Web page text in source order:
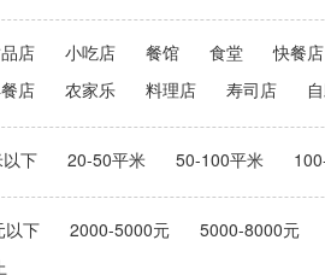
店 小吃店 餐馆 食堂 快餐店
店 农家乐 料理店 寿司店
下 20-50平米 50-100平米
以下 2000-5000元 5000-8000元